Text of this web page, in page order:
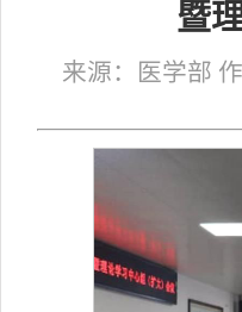
暨
来源：医学部